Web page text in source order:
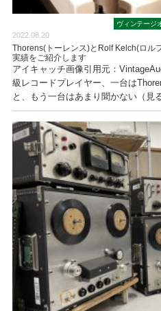
ヴィンテージ
2022.08.20
Thorens(トーレンス)とRolf Kelch(ロル
実績をご紹介します
アイキャッチ画像引用元：
級レコードプレイヤー、一台は
と、もう一台はあまり聞かない（見